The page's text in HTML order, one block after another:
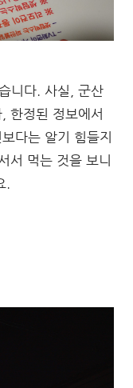
니다. 사실, 군산
한정된 정보에서
다는 알기 힘들지
서 먹는 것을 보니
.